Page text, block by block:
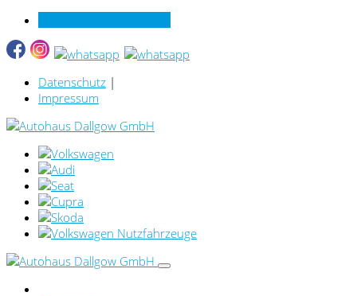
Datenschutz |
Impressum